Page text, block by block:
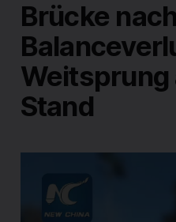
Brücke nach
Weitsprung
Stand